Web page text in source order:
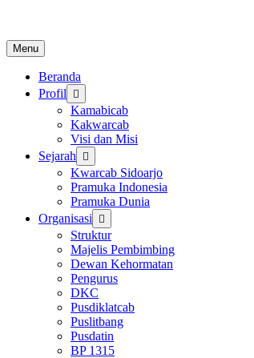
content
Menu
Beranda
Profil
Kamabicab
Kakwarcab
Visi dan Misi
Sejarah
Kwarcab Sidoarjo
Pramuka Indonesia
Pramuka Dunia
Organisasi
Struktur
Majelis Pembimbing
Dewan Kehormatan
Pengurus
DKC
Pusdiklatcab
Puslitbang
Pusdatin
BP 1315